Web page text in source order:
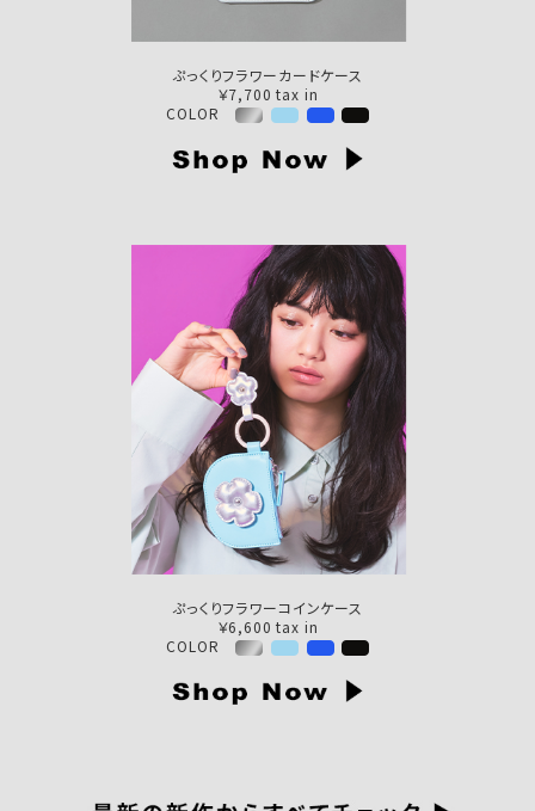
ぷっくりフラワーカードケース
￥7,700 tax in
COLOR
ぷっくりフラワーコインケース
￥6,600 tax in
COLOR